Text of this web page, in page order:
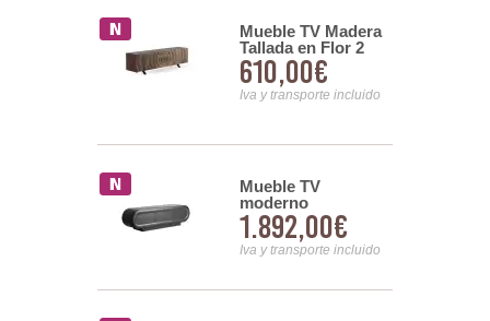
Mueble TV Madera
Tallada en Flor 2
Puertas 2 Cajones
Aguirrea
610,00€
Iva y transporte incluido
Mueble TV
moderno
semicircular 3
Puertas Serie
Chamonix
1.892,00€
Iva y transporte incluido